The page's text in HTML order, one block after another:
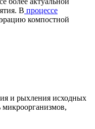
В процессе
компостной
и рыхления исходных
микроорганизмов,